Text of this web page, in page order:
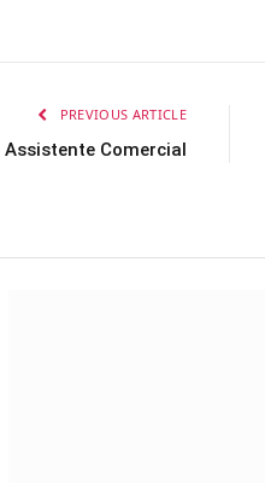
PREVIOUS ARTICLE
Comercial